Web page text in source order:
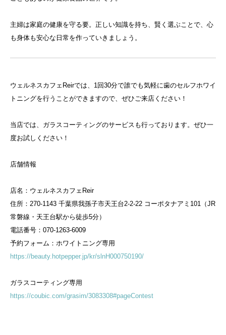
主婦は家庭の健康を守る要。正しい知識を持ち、賢く選ぶことで、心
も身体も安心な日常を作っていきましょう。
ウェルネスカフェReirでは、1回30分で誰でも気軽に歯のセルフホワイ
トニングを行うことができますので、ぜひご来店ください！
当店では、ガラスコーティングのサービスも行っております。ぜひ一
度お試しください！
店舗情報
店名：ウェルネスカフェReir
住所：270-1143 千葉県我孫子市天王台2-2-22 コーポタナアミ101（JR
常磐線・天王台駅から徒歩5分）
電話番号：070-1263-6009
予約フォーム：ホワイトニング専用
https://beauty.hotpepper.jp/kr/slnH000750190/
ガラスコーティング専用
https://coubic.com/grasim/3083308#pageContest